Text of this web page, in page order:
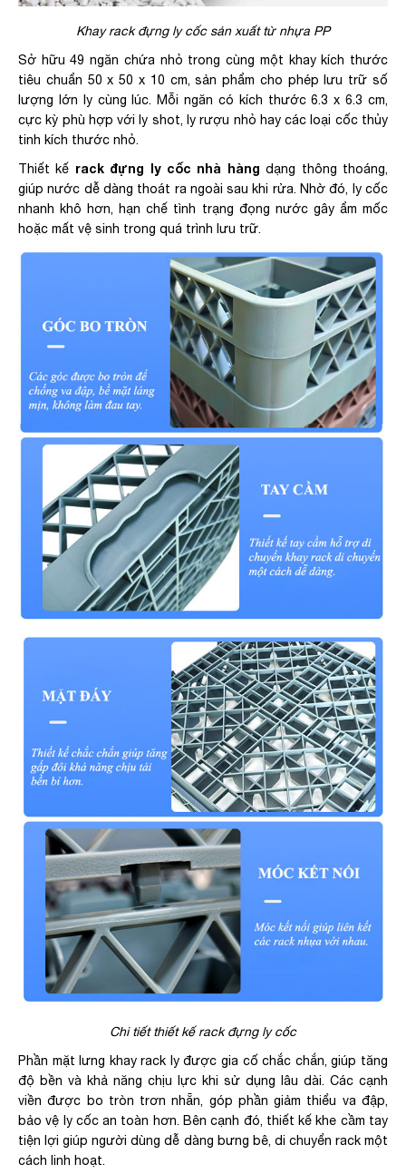
Khay rack đựng ly cốc sản xuất từ nhựa PP
Sở hữu 49 ngăn chứa nhỏ trong cùng một khay kích thước
tiêu chuẩn 50 x 50 x 10 cm, sản phẩm cho phép lưu trữ số
lượng lớn ly cùng lúc. Mỗi ngăn có kích thước 6.3 x 6.3 cm,
cực kỳ phù hợp với ly shot, ly rượu nhỏ hay các loại cốc thủy
tinh kích thước nhỏ.
Thiết kế rack đựng ly cốc nhà hàng dạng thông thoáng,
giúp nước dễ dàng thoát ra ngoài sau khi rửa. Nhờ đó, ly cốc
nhanh khô hơn, hạn chế tình trạng đọng nước gây ẩm mốc
hoặc mất vệ sinh trong quá trình lưu trữ.
Chi tiết thiết kế rack đựng ly cốc
Phần mặt lưng khay rack ly được gia cố chắc chắn, giúp tăng
độ bền và khả năng chịu lực khi sử dụng lâu dài. Các cạnh
viền được bo tròn trơn nhẵn, góp phần giảm thiểu va đập,
bảo vệ ly cốc an toàn hơn. Bên cạnh đó, thiết kế khe cầm tay
tiện lợi giúp người dùng dễ dàng bưng bê, di chuyển rack một
cách linh hoạt.